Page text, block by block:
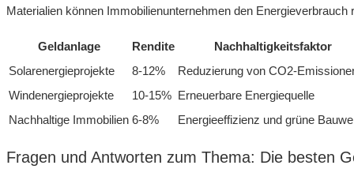
⁢Materialien können Immobilienunternehmen den
Geldanlage Rendite
Nachhaltigkeitsfaktor
Solarenergieprojekte
8-12%
Reduzierung von CO2-
Windenergieprojekte
10-15% Erneuerbare⁢ Energiequelle
Nachhaltige Immobilien 6-8% Energieeffizienz und grüne
Fragen und Antworten⁤ zum Thema: Die besten